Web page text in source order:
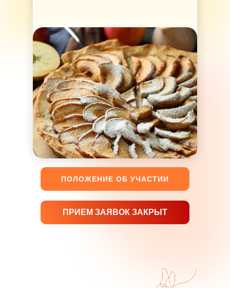
ПОЛОЖЕНИЕ ОБ УЧАСТИИ
ПРИЕМ ЗАЯВОК ЗАКРЫТ